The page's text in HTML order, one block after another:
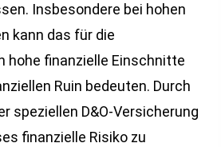
Insbesondere bei hohen
kann das für die
hohe finanzielle Einschnitte
Ruin bedeuten. Durch
speziellen D&O-Versicherung
finanzielle Risiko zu